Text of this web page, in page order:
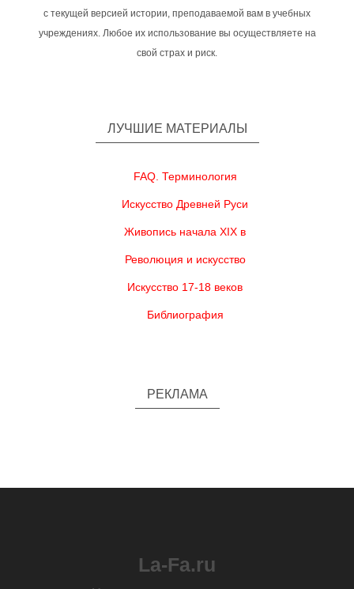
с текущей версией истории, преподаваемой вам в учебных
учреждениях. Любое их использование вы осуществляете на
свой страх и риск.
ЛУЧШИЕ МАТЕРИАЛЫ
FAQ. Терминология
Искусство Древней Руси
Живопись начала XIX в
Революция и искусство
Искусство 17-18 веков
Библиография
РЕКЛАМА
La-Fa.ru